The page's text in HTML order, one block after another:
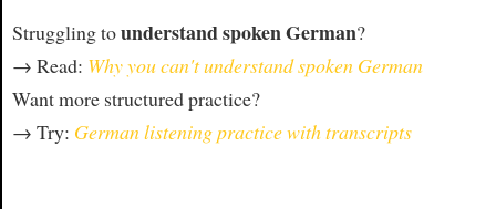
Struggling tounderstand spoken German?
→ Read: Why you can't understand spoken German
Want more structured practice?
→ Try: German listening practice with transcripts